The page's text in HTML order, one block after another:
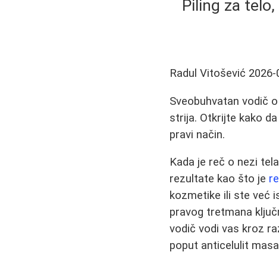
Piling za
Radul Vitošević
Sveobuhvatan vodič
strija. Otkrijte kako
pravi način.
Kada je reč o nezi
rezultate kao što je
kozmetike ili ste već
pravog tretmana
vodič vodi vas kroz
poput anticelulit